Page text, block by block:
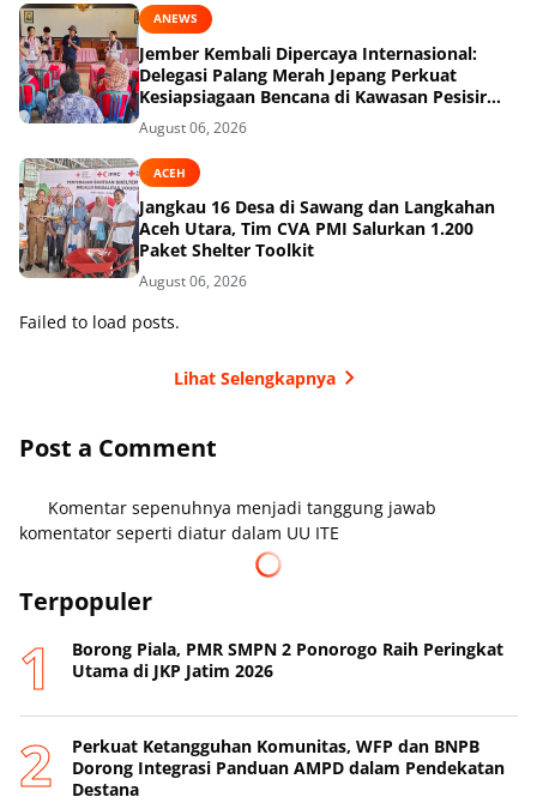
ANEWS
Jember Kembali Dipercaya Internasional:
Delegasi Palang Merah Jepang Perkuat
Kesiapsiagaan Bencana di Kawasan Pesisir
dan Sekolah
August 06, 2026
ACEH
Jangkau 16 Desa di Sawang dan Langkahan
Aceh Utara, Tim CVA PMI Salurkan 1.200
Paket Shelter Toolkit
August 06, 2026
Failed to load posts.
Lihat Selengkapnya
Post a Comment
Komentar sepenuhnya menjadi tanggung jawab
komentator seperti diatur dalam UU ITE
Terpopuler
Borong Piala, PMR SMPN 2 Ponorogo Raih Peringkat
Utama di JKP Jatim 2026
Perkuat Ketangguhan Komunitas, WFP dan BNPB
Dorong Integrasi Panduan AMPD dalam Pendekatan
Destana